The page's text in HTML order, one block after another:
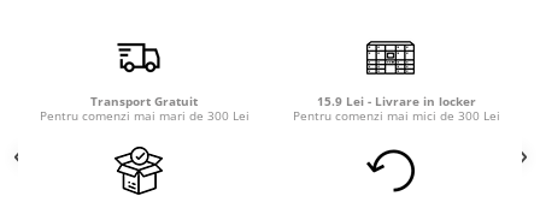
Transport Gratuit
Pentru comenzi mai mari de 300 Lei
15.9 Lei - Livrare in locker
Pentru comenzi mai mici de 300 Lei